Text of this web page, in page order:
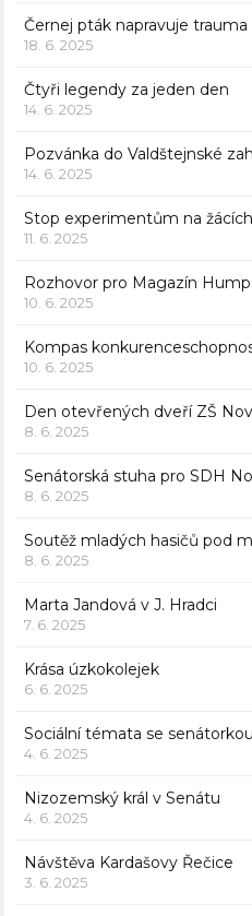
Černej pták napravuje
18. 6. 2025
Čtyři legendy za jeden den
14. 6. 2025
Pozvánka do Valdštejnské
14. 6. 2025
Stop experimentům na
11. 6. 2025
Rozhovor pro Magazín
10. 6. 2025
Kompas
10. 6. 2025
Den otevřených dveří ZŠ
8. 6. 2025
Senátorská stuha pro SDH
8. 6. 2025
Soutěž mladých hasičů pod
8. 6. 2025
Marta Jandová v J. Hradci
7. 6. 2025
Krása úzkokolejek
6. 6. 2025
Sociální témata se
4. 6. 2025
Nizozemský král v Senátu
4. 6. 2025
Návštěva Kardašovy Řečice
3. 6. 2025